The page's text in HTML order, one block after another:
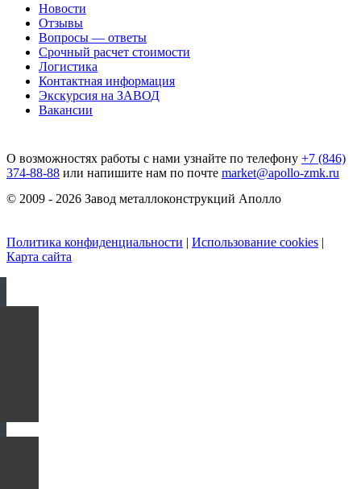
Новости
Отзывы
Вопросы — ответы
Срочный расчет стоимости
Логистика
Контактная информация
Экскурсия на ЗАВОД
Вакансии
О возможностях работы с нами узнайте по телефону +7 (846)
374-88-88 или напишите нам по почте market@apollo-zmk.ru
© 2009 - 2026 Завод металлоконструкций Аполло
Политика конфиденциальности | Использование cookies |
Карта сайта